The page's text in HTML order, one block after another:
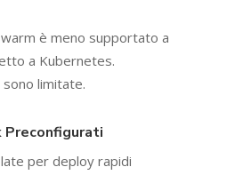
è meno supportato a
a Kubernetes.
limitate.
per deploy rapidi